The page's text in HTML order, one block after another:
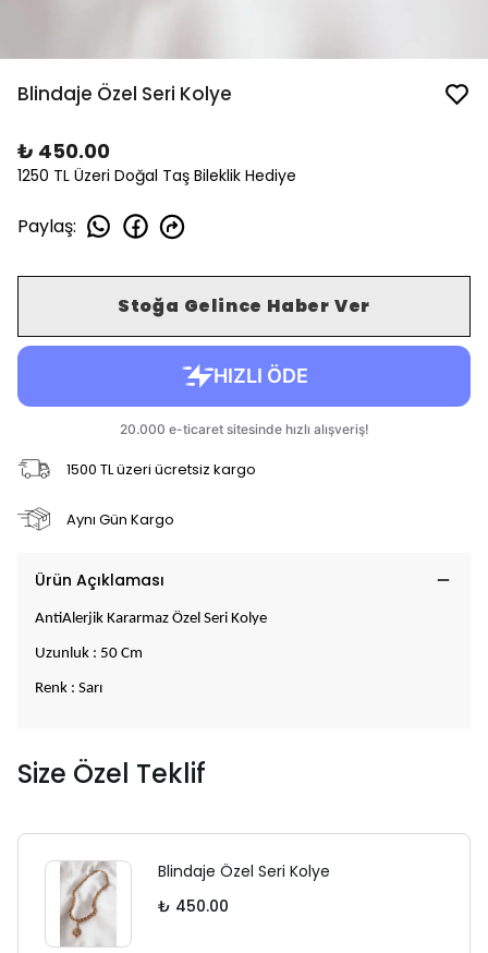
Blindaje Özel Seri Kolye
₺ 450.00
1250 TL Üzeri Doğal Taş Bileklik Hediye
Paylaş:
Stoğa Gelince Haber Ver
1500 TL üzeri ücretsiz kargo
Aynı Gün Kargo
Ürün Açıklaması
AntiAlerjik Kararmaz Özel Seri Kolye
Uzunluk : 50 Cm
Renk : Sarı
Size Özel Teklif
Blindaje Özel Seri Kolye
₺ 450.00